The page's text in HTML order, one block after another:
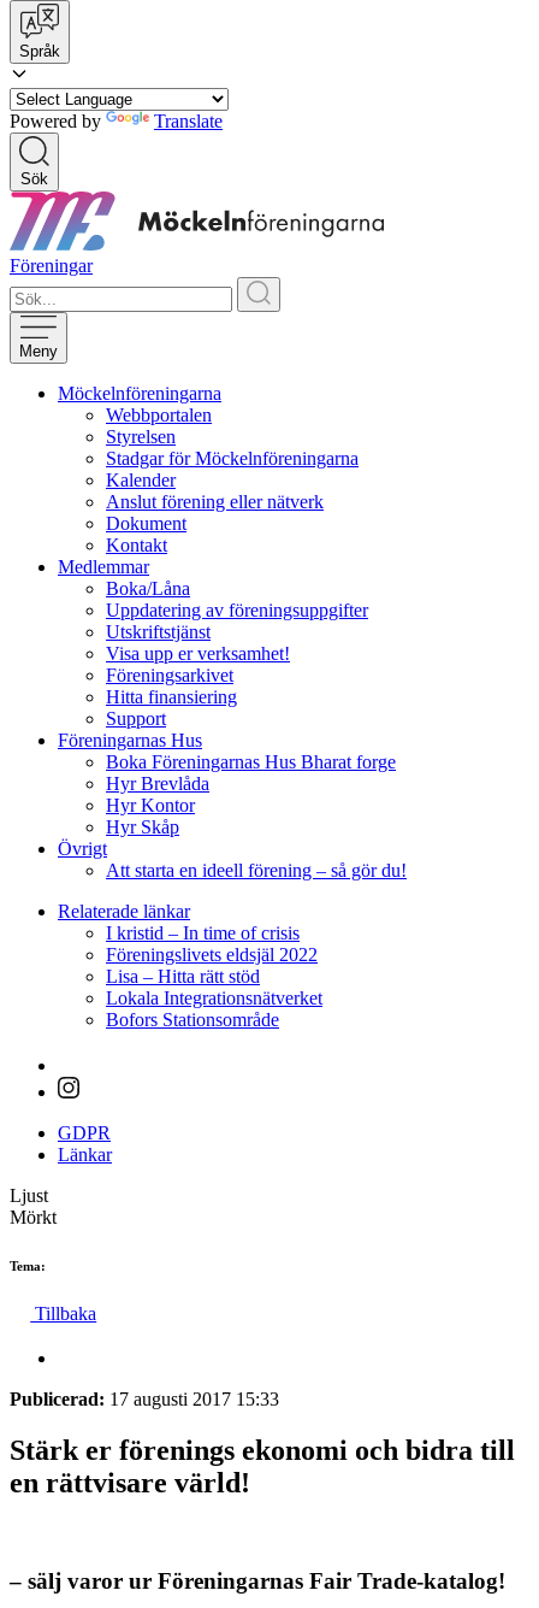
Språk
Powered by Translate
Sök
Föreningar
Meny
Möckelnföreningarna
Webbportalen
Styrelsen
Stadgar för Möckelnföreningarna
Kalender
Anslut förening eller nätverk
Dokument
Kontakt
Medlemmar
Boka/Låna
Uppdatering av föreningsuppgifter
Utskriftstjänst
Visa upp er verksamhet!
Föreningsarkivet
Hitta finansiering
Support
Föreningarnas Hus
Boka Föreningarnas Hus Bharat forge
Hyr Brevlåda
Hyr Kontor
Hyr Skåp
Övrigt
Att starta en ideell förening – så gör du!
Relaterade länkar
I kristid – In time of crisis
Föreningslivets eldsjäl 2022
Lisa – Hitta rätt stöd
Lokala Integrationsnätverket
Bofors Stationsområde
GDPR
Länkar
Ljust
Mörkt
Tema:
Tillbaka
Publicerad: 17 augusti 2017 15:33
Stärk er förenings ekonomi och bidra till
en rättvisare värld!
– sälj varor ur Föreningarnas Fair Trade-katalog!